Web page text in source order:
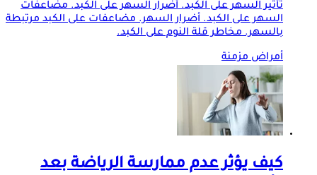
تأثير السهر على الكبد. أضرار السهر على الكبد. مضاعفات
السهر على الكبد. أضرار السهر. مضاعفات على الكبد مرتبطة
بالسهر. مخاطر قلة النوم على الكبد.
أمراض مزمنة
كيف يؤثر عدم ممارسة الرياضة بعد